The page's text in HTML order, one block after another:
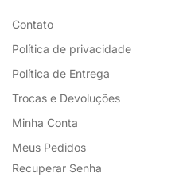
Contato
Política de privacidade
Política de Entrega
Trocas e Devoluções
Minha Conta
Meus Pedidos
Recuperar Senha